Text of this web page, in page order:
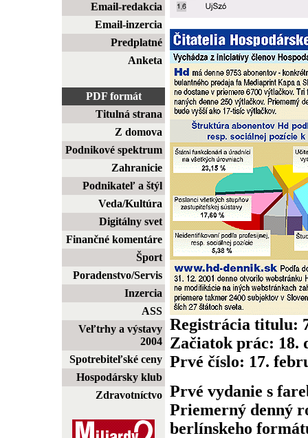
Email-redakcia
Email-inzercia
Predplatné
Anketa
PDF formát
Titulná strana
Z domova
Podnikové spektrum
Zahranicie
Podnikateľ a štýl
Veda/Kultúra
Digitálny svet
Finančné komentáre
Šport
Poradenstvo/Servis
Inzercia
ASS
Veľtrhy a výstavy
2004
Spotrebiteľské ceny
Hospodársky klub
Zdravotníctvo
Registrácia titulu:
Začiatok prác: 18.
Prvé číslo: 17.
Prvé vydanie s
Priemerný denný
berlínskeho